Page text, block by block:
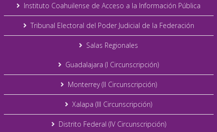
Instituto Coahuilense de Acceso a la Información Pública
Tribunal Electoral del Poder Judicial de la Federación
Salas Regionales
Guadalajara (I Circunscripción)
Monterrey (II Circunscripción)
Xalapa (III Circunscripción)
Distrito Federal (IV Circunscripción)